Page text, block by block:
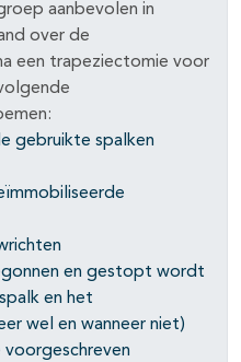
aanbevolen in
over de
een trapeziectomie voor
gebruikte spalken
en gestopt wordt
en het
wel en wanneer niet)